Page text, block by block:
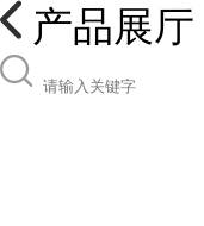
产品展厅